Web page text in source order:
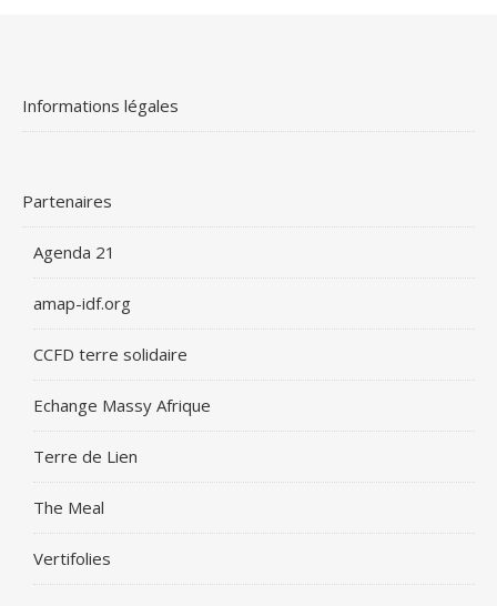
Informations légales
Partenaires
Agenda 21
amap-idf.org
CCFD terre solidaire
Echange Massy Afrique
Terre de Lien
The Meal
Vertifolies